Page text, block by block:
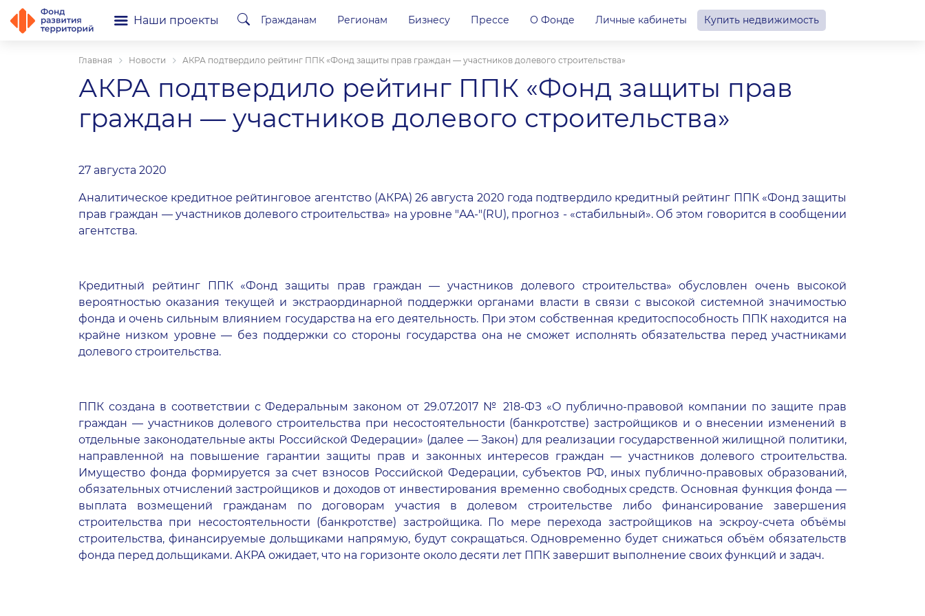
Наши проекты Гражданам Регионам Бизнесу Прессе О Фонде Личные кабинеты Купить недвижимость
Главная Новости АКРА подтвердило рейтинг ППК «Фонд защиты прав граждан — участников долевого строительства»
АКРА подтвердило рейтинг ППК «Фонд защиты прав
граждан — участников долевого строительства»
27 августа 2020
Аналитическое кредитное рейтинговое агентство (АКРА) 26 августа 2020 года подтвердило кредитный рейтинг ППК «Фонд защиты
прав граждан — участников долевого строительства» на уровне "AA-"(RU), прогноз - «стабильный». Об этом говорится в сообщении
агентства.
Кредитный рейтинг ППК «Фонд защиты прав граждан — участников долевого строительства» обусловлен очень высокой
вероятностью оказания текущей и экстраординарной поддержки органами власти в связи с высокой системной значимостью
фонда и очень сильным влиянием государства на его деятельность. При этом собственная кредитоспособность ППК находится на
крайне низком уровне — без поддержки со стороны государства она не сможет исполнять обязательства перед участниками
долевого строительства.
ППК создана в соответствии с Федеральным законом от 29.07.2017 № 218-ФЗ «О публично-правовой компании по защите прав
граждан — участников долевого строительства при несостоятельности (банкротстве) застройщиков и о внесении изменений в
отдельные законодательные акты Российской Федерации» (далее — Закон) для реализации государственной жилищной политики,
направленной на повышение гарантии защиты прав и законных интересов граждан — участников долевого строительства.
Имущество фонда формируется за счет взносов Российской Федерации, субъектов РФ, иных публично-правовых образований,
обязательных отчислений застройщиков и доходов от инвестирования временно свободных средств. Основная функция фонда —
выплата возмещений гражданам по договорам участия в долевом строительстве либо финансирование завершения
строительства при несостоятельности (банкротстве) застройщика. По мере перехода застройщиков на эскроу-счета объёмы
строительства, финансируемые дольщиками напрямую, будут сокращаться. Одновременно будет снижаться объём обязательств
фонда перед дольщиками. АКРА ожидает, что на горизонте около десяти лет ППК завершит выполнение своих функций и задач.